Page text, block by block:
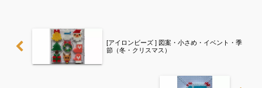
[アイロンビーズ ] 図案・小さめ・イベント・季
節（冬・クリスマス）